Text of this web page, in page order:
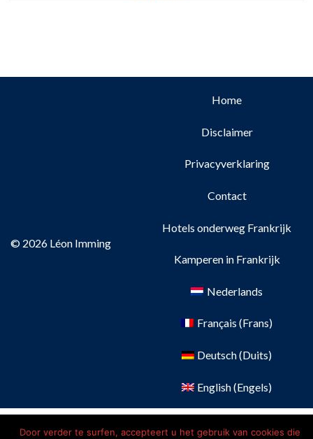
© 2026 Léon Imming
Home
Disclaimer
Privacyverklaring
Contact
Hotels onderweg Frankrijk
Kamperen in Frankrijk
Nederlands
Français (Frans)
Deutsch(Duits)
English(Engels)
Door verder te surfen, accepteert u het gebruik van cookies die